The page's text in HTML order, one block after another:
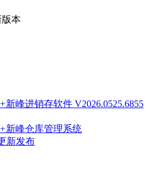
本
新峰进销存软件 V2026.0525.6855
新峰仓库管理系统
新发布